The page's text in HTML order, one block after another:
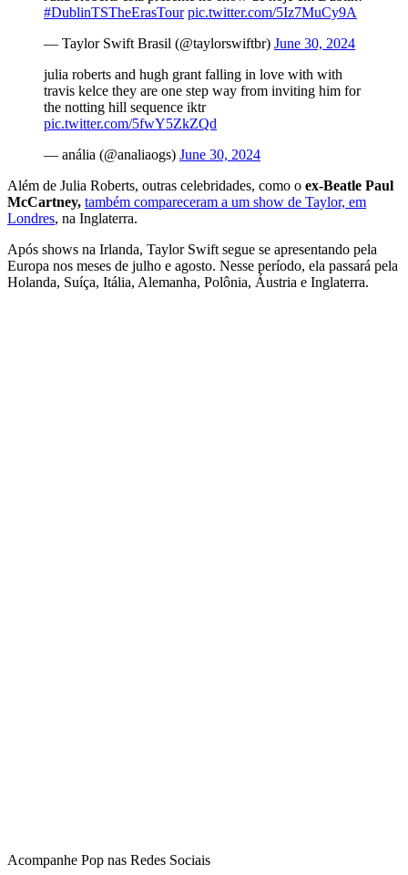
#DublinTSTheErasTour pic.twitter.com/5Iz7MuCy9A
— Taylor Swift Brasil (@taylorswiftbr) June 30, 2024
julia roberts and hugh grant falling in love with with
travis kelce they are one step way from inviting him for
the notting hill sequence iktr
pic.twitter.com/5fwY5ZkZQd
— anália (@analiaogs) June 30, 2024
Além de Julia Roberts, outras celebridades, como o ex-Beatle Paul
McCartney, também compareceram a um show de Taylor, em
Londres, na Inglaterra.
Após shows na Irlanda, Taylor Swift segue se apresentando pela
Europa nos meses de julho e agosto. Nesse período, ela passará pela
Holanda, Suíça, Itália, Alemanha, Polônia, Áustria e Inglaterra.
Acompanhe Pop nas Redes Sociais